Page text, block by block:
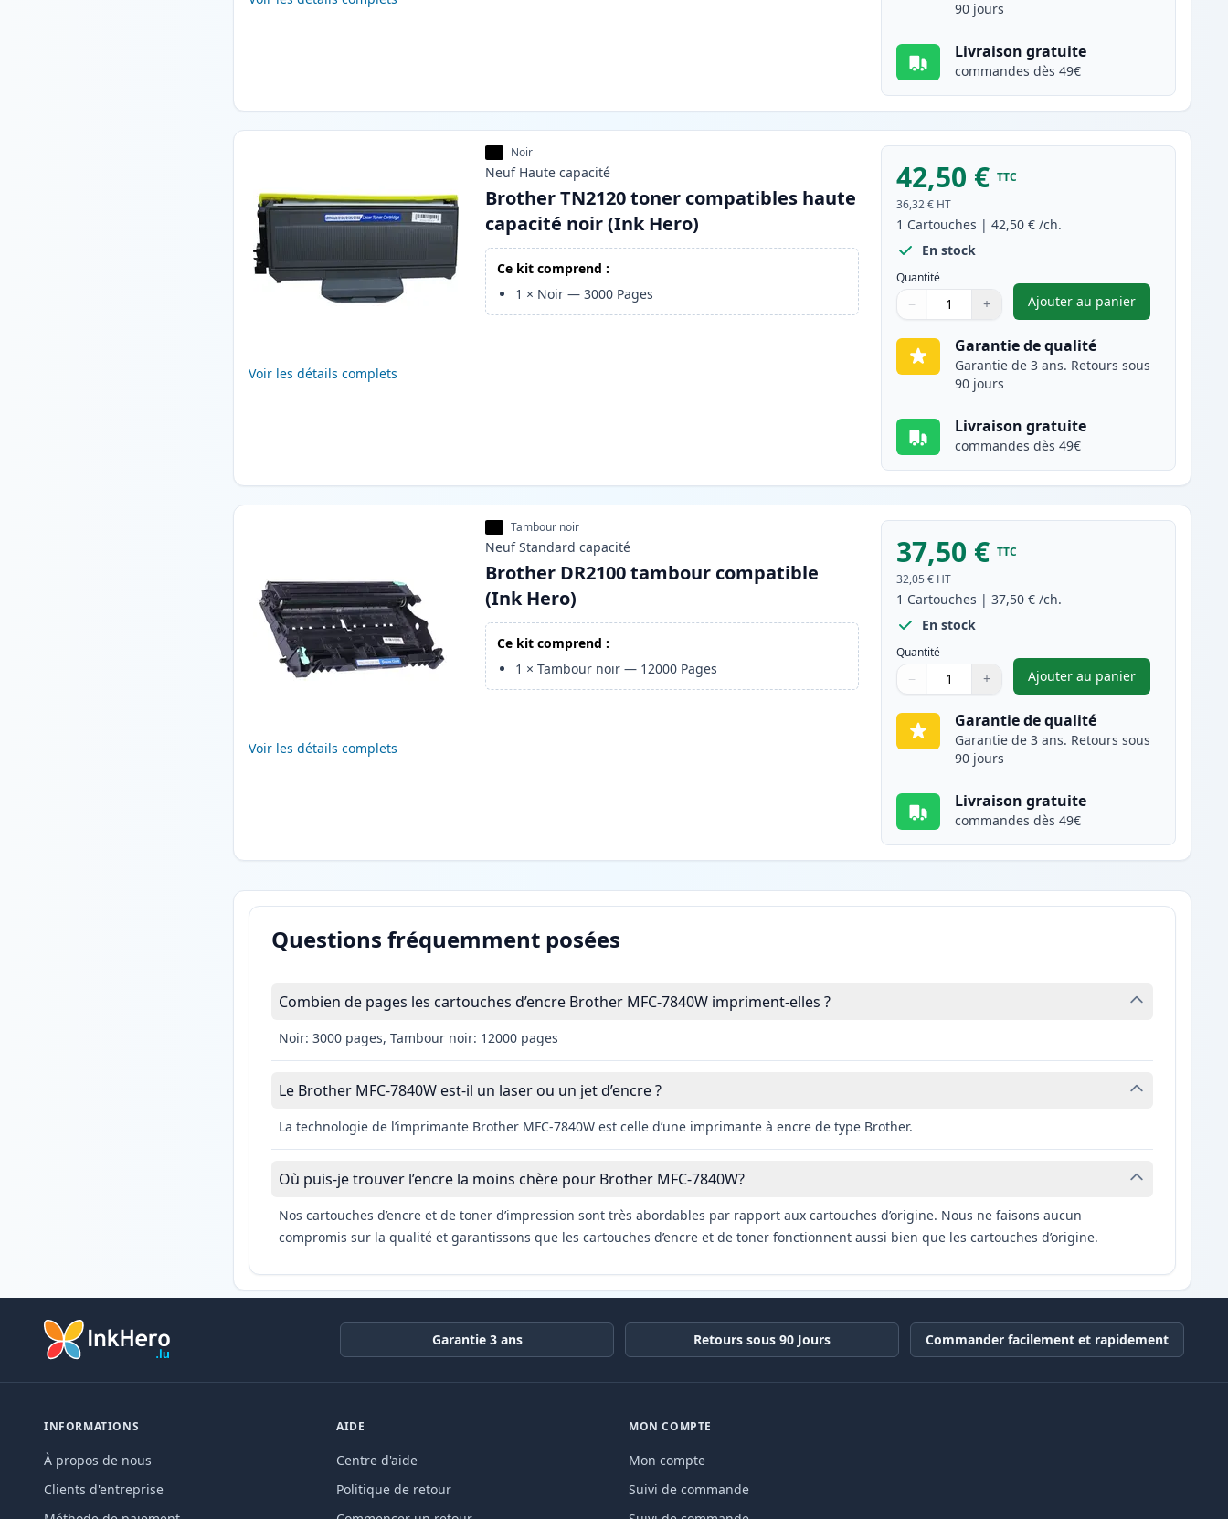
90 jours
Livraison gratuite
commandes dès 49€
Voir les détails complets
Noir
Neuf Haute capacité
Brother TN2120 toner compatibles haute
capacité noir (Ink Hero)
Ce kit comprend :
1 × Noir —3000 Pages
42,50 € TTC
36,32 € HT
1 Cartouches |42,50 € /ch.
En stock
Quantité
Quantité
Utilisez les boutons pour ajuster
− +
Quantité
Ajouter au panier
,Brother TN2120 toner
Garantie de qualité
Garantie de 3 ans. Retours sous
90 jours
Livraison gratuite
commandes dès 49€
Voir les détails complets
Tambour noir
Neuf Standard capacité
Brother DR2100 tambour compatible
(Ink Hero)
Ce kit comprend :
1 ×Tambour noir — 12000 Pages
37,50 € TTC
32,05 € HT
1 Cartouches |37,50 € /ch.
En stock
Quantité
Quantité
Utilisez les boutons pour ajuster
− +
Quantité
Ajouter au panier
,Brother DR2100
Garantie de qualité
Garantie de 3 ans. Retours sous
90 jours
Livraison gratuite
commandes dès 49€
Questions fréquemment posées
Combien de pages les cartouches d’encre Brother MFC-7840W impriment-elles ?
Noir: 3000 pages, Tambour noir: 12000 pages
Le Brother MFC-7840W est-il un laser ou un jet d’encre ?
La technologie de l’imprimante Brother MFC-7840W est celle d’une imprimante à encre de type Brother.
Où puis-je trouver l’encre la moins chère pour Brother MFC-7840W?
Nos cartouches d’encre et de toner d’impression sont très abordables par rapport aux cartouches d’origine. Nous ne faisons aucun
compromis sur la qualité et garantissons que les cartouches d’encre et de toner fonctionnent aussi bien que les cartouches d’origine.
Garantie 3 ans Retours sous 90 Jours Commander facilement et rapidement
INFORMATIONS
À propos de nous
Clients d'entreprise
AIDE
Centre d'aide
Politique de retour
MON COMPTE
Mon compte
Suivi de commande